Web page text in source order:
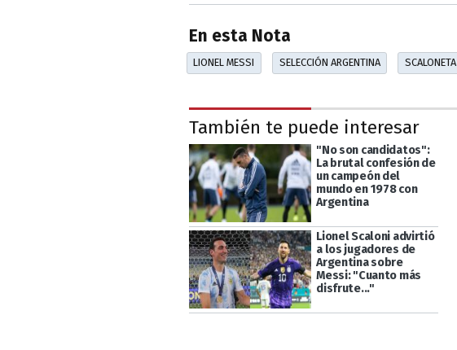
En esta Nota
LIONEL MESSI SELECCIÓN ARGENTINA SCALONETA
También te puede interesar
"No son candidatos":
La brutal confesión de
un campeón del
mundo en 1978 con
Argentina
Lionel Scaloni advirtió
a los jugadores de
Argentina sobre
Messi: "Cuanto más
disfrute..."